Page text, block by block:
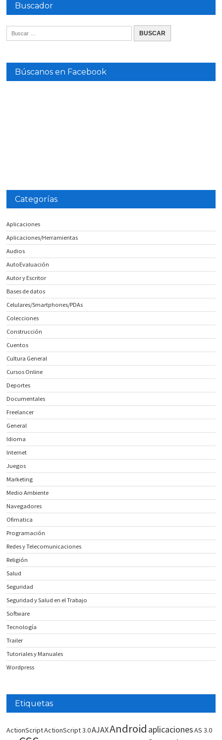
Buscador
Búscanos en Facebook
Categorías
Aplicaciones
Aplicaciones/Herramientas
Audios
AutoEvaluación
Autor y Escritor
Bases de datos
Celulares/Smartphones/PDAs
Colecciones
Construcción
Cuentos
Cultura General
Cursos Online
Deportes
Documentales
Freelancer
General
Idioma
Internet
Juegos
Marketing
Medio Ambiente
Navegadores
Ofimatica
Programación
Redes y Telecomunicaciones
Religión
Salud
Seguridad
Seguridad y Salud en el Trabajo
Software
Tecnología
Trailer
Tutoriales y Manuales
Wordpress
Etiquetas
ActionScriptActionScript 3.0AJAXAndroid aplicacionesAS 3.0